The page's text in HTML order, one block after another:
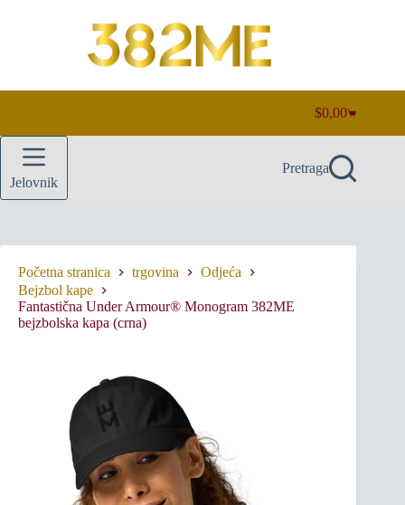
Košarica
$0,00
Jelovnik
Pretraga
Početna stranica trgovina
Odjeća
Bejzbol kape
Fantastična Under Armour® Monogram 382ME
bejzbolska kapa (crna)